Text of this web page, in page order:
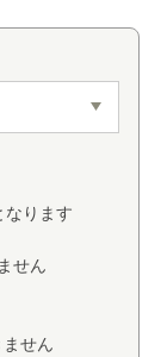
なります
せん
せん